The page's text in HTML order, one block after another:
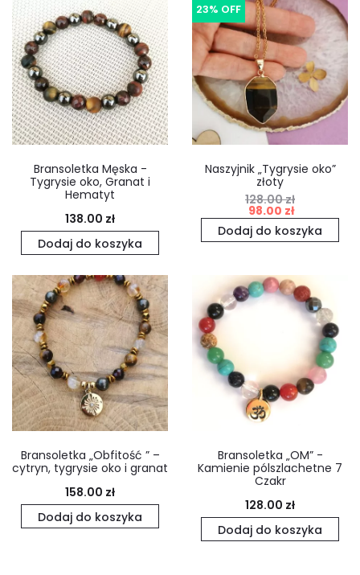
Bransoletka Męska -
Tygrysie oko, Granat i
Hematyt
138.00 zł
Dodaj do koszyka
23% OFF
Naszyjnik „Tygrysie oko”
złoty
128.00zł
Pierwotna
cena
128.00 zł.
98.00 zł
Aktualna
cena
98.00 zł.
Dodaj do koszyka
Bransoletka „Obfitość ” –
cytryn, tygrysie oko i granat
158.00 zł
Dodaj do koszyka
Bransoletka „OM” -
Kamienie pólszlachetne 7
Czakr
128.00 zł
Dodaj do koszyka